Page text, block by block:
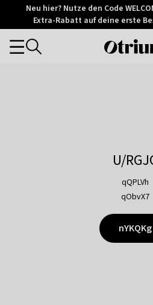
Otrium
Trustpilot
Neu hier? Nutze den Code
Extra-Rabatt auf deine erste
Categories
U/
qQPLVh
qObvX7
nYKQKg